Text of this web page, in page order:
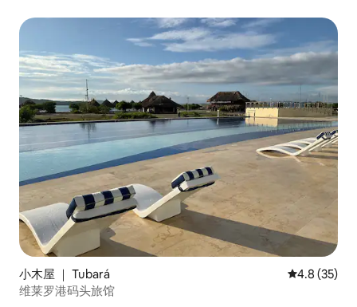
小木屋 ｜ Tubará 平均评分
4.8 (35)
维莱罗港码头旅馆